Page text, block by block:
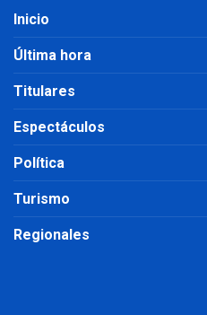
Inicio
Última hora
Titulares
Espectáculos
Política
Turismo
Regionales